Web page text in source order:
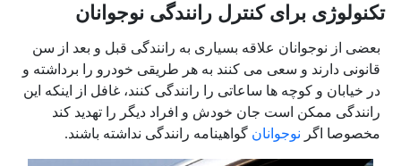
تکنولوژی برای کنترل رانندگی نوجوانان
بعضی از نوجوانان علاقه بسیاری به رانندگی قبل و بعد از سن
قانونی دارند و سعی می کنند به هر طریقی خودرو را برداشته و
در خیابان و کوچه ها ساعاتی را رانندگی کنند، غافل از اینکه این
رانندگی ممکن است جان خودش و افراد دیگر را تهدید کند
مخصوصا اگر نوجوانان گواهینامه رانندگی نداشته باشند.